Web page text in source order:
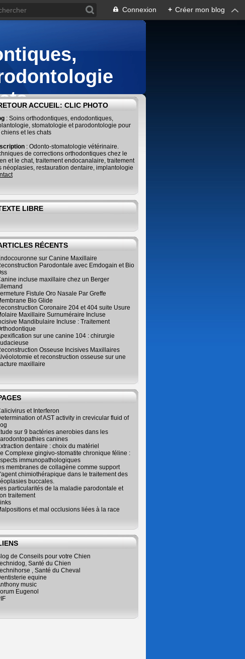
Connexion + Créer mon blog
ACCUEIL: CLIC PHOTO
: Soins orthodontiques, endodontiques,
stomatologie et parodontologie pour
chiens et les chats
: Odonto-stomatologie vétérinaire.
de corrections orthodontiques chez le
et le chat, traitement endocanalaire, traitement
néoplasies, restauration dentaire, implantologie
LIBRE
RÉCENTS
sur Canine Maxillaire
Parodontale avec Emdogain et Bio
incluse maxillaire chez un Berger
Fistule Oro Nasale Par Greffe
Bio Glide
Coronaire 204 et 404 suite Usure
Maxillaire Surnuméraire Incluse
Mandibulaire Incluse : Traitement
sur une canine 104 : chirurgie
Osseuse Incisives Maxillaires
et reconstruction osseuse sur une
maxillaire
et Interferon
of AST activity in crevicular fluid of
sur 9 bactéries anerobies dans les
canines
dentaire : choix du matériel
Complexe gingivo-stomatite chronique féline :
immunopathologiques
membranes de collagène comme support
chimiothérapique dans le traitement des
buccales.
particularités de la maladie parodontale et
traitement
et mal occlusions liées à la race
de Conseils pour votre Chien
Santé du Chien
, Santé du Cheval
equine
music
Eugenol